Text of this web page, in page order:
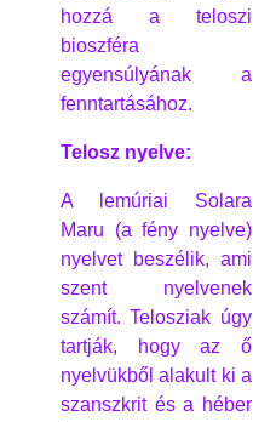
hozzá a teloszi
bioszféra
egyensúlyának a
fenntartásához.
Telosz nyelve:
A lemúriai Solara
Maru (a fény nyelve)
nyelvet beszélik, ami
szent nyelvenek
számít. Telosziak úgy
tartják, hogy az ő
nyelvükből alakult ki a
szanszkrit és a héber